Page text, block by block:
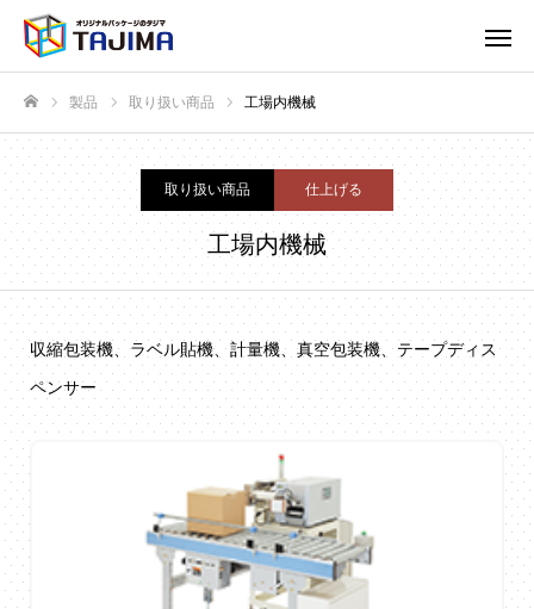
製品 取り扱い商品 工場内機械
取り扱い商品 仕上げる
工場内機械
収縮包装機、ラベル貼機、計量機、真空包装機、テープディス
ペンサー